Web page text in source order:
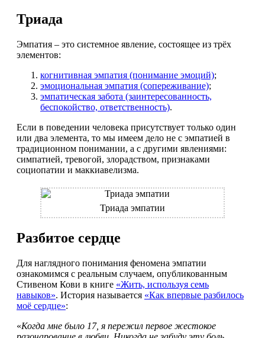
Триада
Эмпатия – это системное явление, состоящее из трёх
элементов:
когнитивная эмпатия (понимание эмоций);
эмоциональная эмпатия (сопереживание);
эмпатическая забота (заинтересованность,
беспокойство, ответственность).
Если в поведении человека присутствует только один
или два элемента, то мы имеем дело не с эмпатией в
традиционном понимании, а с другими явлениями:
симпатией, тревогой, злорадством, признаками
социопатии и маккиавелизма.
Триада эмпатии
Разбитое сердце
Для наглядного понимания феномена эмпатии
ознакомимся с реальным случаем, опубликованным
Стивеном Кови в книге «Жить, используя семь
навыков». История называется «Как впервые разбилось
моё сердце»:
«Когда мне было 17, я пережил первое жестокое